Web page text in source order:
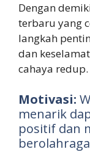
Dengan
terbaru yang
langkah
dan
cahaya redup.
Motivasi:
menarik
positif dan